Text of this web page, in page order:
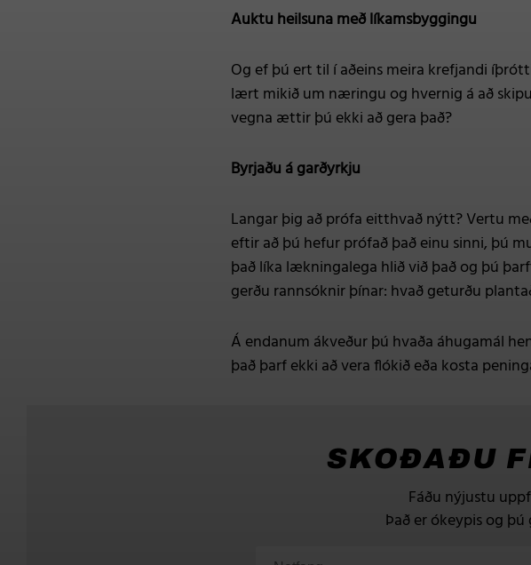
Auktu heilsuna með líkamsbyggingu
Og ef þú ert til í aðeins meira krefjandi
lært mikið um næringu og hvernig á að
vegna ættir þú ekki að gera það?
Byrjaðu á garðyrkju
Langar þig að prófa eitthvað nýtt? Vertu
eftir að þú hefur prófað það einu sinni, þú
það líka lækningalega hlið við það og þú
gerðu rannsóknir þínar: hvað geturðu
Á endanum ákveður þú hvaða áhugamál
það þarf ekki að vera flókið eða kosta
SKOÐAÐU
Fáðu nýjustu
Það er ókeypis og